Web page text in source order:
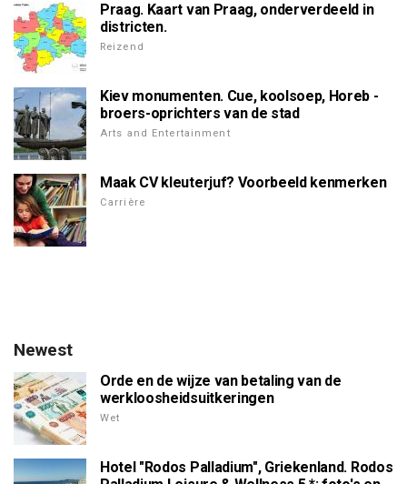
Praag. Kaart van Praag, onderverdeeld in
districten.
Reizend
Kiev monumenten. Cue, koolsoep, Horeb -
broers-oprichters van de stad
Arts and Entertainment
Maak CV kleuterjuf? Voorbeeld kenmerken
Carrière
Newest
Orde en de wijze van betaling van de
werkloosheidsuitkeringen
Wet
Hotel "Rodos Palladium", Griekenland. Rodos